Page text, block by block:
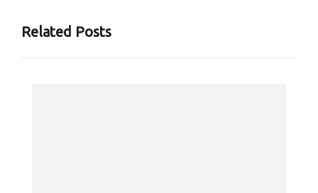
Related Posts